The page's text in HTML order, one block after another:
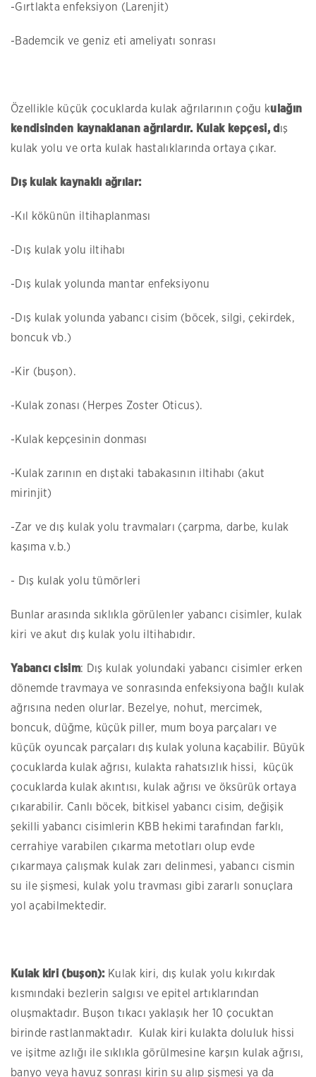
-Gırtlakta enfeksiyon (Larenjit)
-Bademcik ve geniz eti ameliyatı sonrası
Özellikle küçük çocuklarda kulak ağrılarının çoğu kulağın
kendisinden kaynaklanan ağrılardır. Kulak kepçesi, d ış
kulak yolu ve orta kulak hastalıklarında ortaya çıkar.
Dış kulak kaynaklı ağrılar:
-Kıl kökünün iltihaplanması
-Dış kulak yolu iltihabı
-Dış kulak yolunda mantar enfeksiyonu
-Dış kulak yolunda yabancı cisim (böcek, silgi, çekirdek,
boncuk vb.)
-Kir (buşon).
-Kulak zonası (Herpes Zoster Oticus).
-Kulak kepçesinin donması
-Kulak zarının en dıştaki tabakasının iltihabı (akut
mirinjit)
-Zar ve dış kulak yolu travmaları (çarpma, darbe, kulak
kaşıma v.b.)
- Dış kulak yolu tümörleri
Bunlar arasında sıklıkla görülenler yabancı cisimler, kulak
kiri ve akut dış kulak yolu iltihabıdır.
Yabancı cisim: Dış kulak yolundaki yabancı cisimler erken
dönemde travmaya ve sonrasında enfeksiyona bağlı kulak
ağrısına neden olurlar. Bezelye, nohut, mercimek,
boncuk, düğme, küçük piller, mum boya parçaları ve
küçük oyuncak parçaları dış kulak yoluna kaçabilir. Büyük
çocuklarda kulak ağrısı, kulakta rahatsızlık hissi, küçük
çocuklarda kulak akıntısı, kulak ağrısı ve öksürük ortaya
çıkarabilir. Canlı böcek, bitkisel yabancı cisim, değişik
şekilli yabancı cisimlerin KBB hekimi tarafından farklı,
cerrahiye varabilen çıkarma metotları olup evde
çıkarmaya çalışmak kulak zarı delinmesi, yabancı cismin
su ile şişmesi, kulak yolu travması gibi zararlı sonuçlara
yol açabilmektedir.
Kulak kiri (buşon): Kulak kiri, dış kulak yolu kıkırdak
kısmındaki bezlerin salgısı ve epitel artıklarından
oluşmaktadır. Buşon tıkacı yaklaşık her 10 çocuktan
birinde rastlanmaktadır. Kulak kiri kulakta doluluk hissi
ve işitme azlığı ile sıklıkla görülmesine karşın kulak ağrısı,
banyo veya havuz sonrası kirin su alıp şişmesi ya da